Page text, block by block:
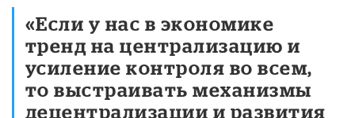
«Если у нас в экономике
тренд на централизацию и
усиление контроля во всем,
то выстраивать механизмы
децентрализации и развития